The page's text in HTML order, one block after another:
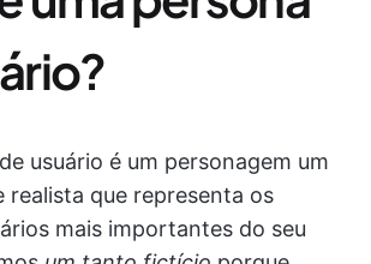
usuário é um personagem um
que representa os
mais importantes do seu